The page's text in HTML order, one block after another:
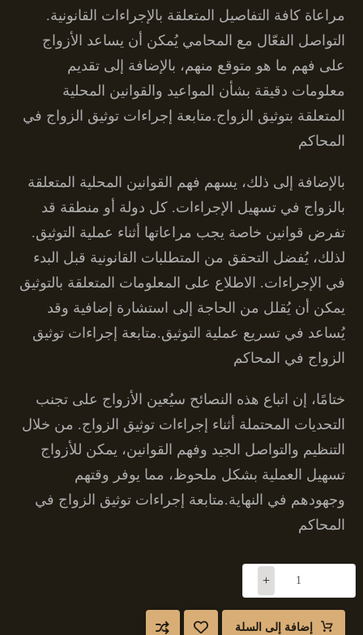
مراعاة كافة التفاصيل المتعلقة بالإجراءات القانونية.
التواصل الفعّال مع المحامي يُمكن أن يساعد الأزواج
على فهم ما هو متوقع منهم، بالإضافة إلى تقديم
معلومات دقيقة بشأن المواعيد والقوانين المحلية
المتعلقة بتوثيق الزواج.متابعة إجراءات توثيق الزواج في
المحاكم
بالإضافة إلى ذلك، يسهم فهم القوانين المحلية المتعلقة
بالزواج في تسهيل الإجراءات. كل دولة أو منطقة قد
تفرض قوانين خاصة يجب مراعاتها أثناء عملية التوثيق.
لذلك، يُفضل التحقق من المتطلبات القانونية قبل البدء
في الإجراءات. الاطلاع على المعلومات المتعلقة بالتوثيق
يمكن أن يُقلل من الحاجة إلى استشارة إضافية وقد
يُساعد في تسريع عملية التوثيق.متابعة إجراءات توثيق
الزواج في المحاكم
ختامًا، إن اتباع هذه النصائح سيُعين الأزواج على تجنب
التحديات المحتملة أثناء إجراءات توثيق الزواج. من خلال
التنظيم والتواصل الجيد وفهم القوانين، يمكن للأزواج
تسهيل العملية بشكل ملحوظ، مما يوفر وقتهم
وجهودهم في النهاية.متابعة إجراءات توثيق الزواج في
المحاكم
+
إضافة إلى السلة